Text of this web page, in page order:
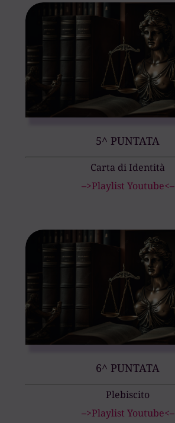
5^ PUNTATA
Carta di Identità
–>Playlist Youtube<–
6^ PUNTATA
Plebiscito
–>Playlist Youtube<–